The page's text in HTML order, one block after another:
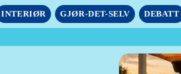
INTERIØR GJØR-DET-SELV DEBATT